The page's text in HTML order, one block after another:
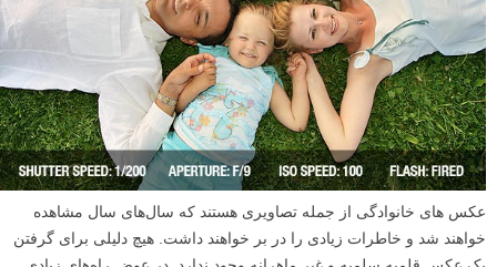
عکس های خانوادگی از جمله تصاویری هستند که سال‌های سال مشاهده
خواهند شد و خاطرات زیادی را در بر خواهند داشت. هیچ دلیلی برای گرفتن